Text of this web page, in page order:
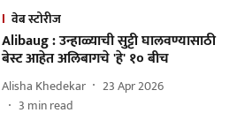
वेब स्टोरीज
Alibaug : उन्हाळ्याची सुट्टी घालवण्यासाठी
बेस्ट आहेत अलिबागचे 'हे' १० बीच
Alisha Khedekar
23 Apr 2026
3 min read